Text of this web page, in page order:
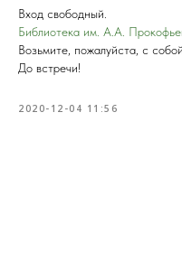
Вход свободный.
Библиотека им. А.А.
Возьмите, пожалуйста, с
До встречи!
2020-12-04 11:56